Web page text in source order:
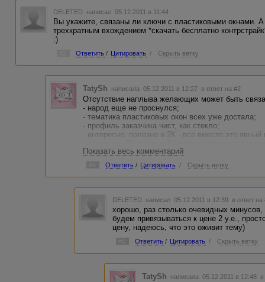
DELETED написал 05.12.2011 в 11:44
Вы укажите, связаны ли ключи с пластиковыми окнами. А
трехкратным вхождением *скачать бесплатно
:)
Ответить / Цитировать / Скрыть ветку
TatySh написала 05.12.2011 в 12:27 в ответ на #2
Отсутствие наплыва желающих может быть
- народ еще не проснулся;
- тематика пластиковых окон всех уже достала;
- профиль заказчика чист, как стекло;
- интересно, полезно и 2К - все вместе это
Но, я думаю, они подтянутся. Еще не вечер:)))
Показать весь комментарий
Ответить / Цитировать / Скрыть ветку
DELETED написал 05.12.2011 в 12:39 в ответ на
хорошо, раз столько очевидных
будем привязываться к цене 2 у.е.,
цену, надеюсь, что это оживит тему)
Ответить / Цитировать / Скрыть ветку
TatySh написала 05.12.2011 в 12:48